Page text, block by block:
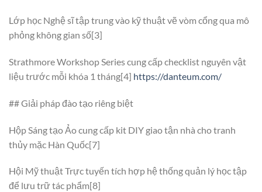
Lớp học Nghệ sĩ tập trung vào kỹ thuật vẽ vòm cổng qua mô
phỏng không gian số[3]
Strathmore Workshop Series cung cấp checklist nguyên vật
liệu trước mỗi khóa 1 tháng[4] https://danteum.com/
## Giải pháp đào tạo riêng biệt
Hộp Sáng tạo Ảo cung cấp kit DIY giao tận nhà cho tranh
thủy mặc Hàn Quốc[7]
Hội Mỹ thuật Trực tuyến tích hợp hệ thống quản lý học tập
để lưu trữ tác phẩm[8]